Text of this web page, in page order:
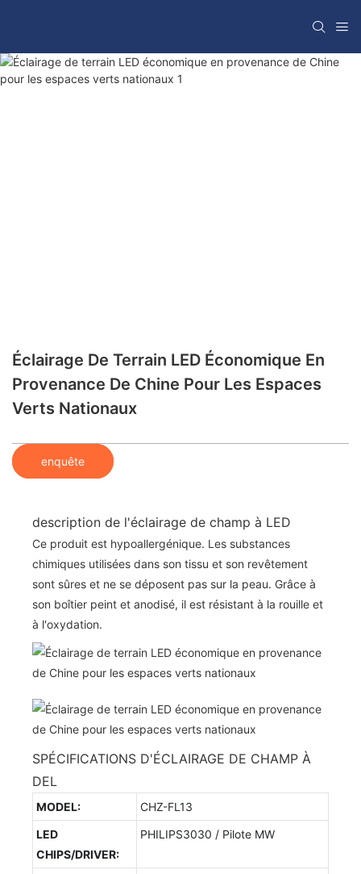
Éclairage De Terrain LED Économique En
Provenance De Chine Pour Les Espaces
Verts Nationaux
enquête
description de l'éclairage de champ à LED
Ce produit est hypoallergénique. Les substances
chimiques utilisées dans son tissu et son revêtement
sont sûres et ne se déposent pas sur la peau. Grâce à
son boîtier peint et anodisé, il est résistant à la rouille et
à l'oxydation.
SPÉCIFICATIONS D'ÉCLAIRAGE DE CHAMP À
DEL
MODEL:
CHZ-FL13
LED
CHIPS/DRIVER:
PHILIPS3030 / Pilote MW